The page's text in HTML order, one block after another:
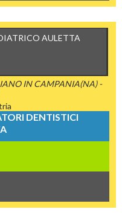
AULETTA
IN CAMPANIA(NA) -
DENTISTICI